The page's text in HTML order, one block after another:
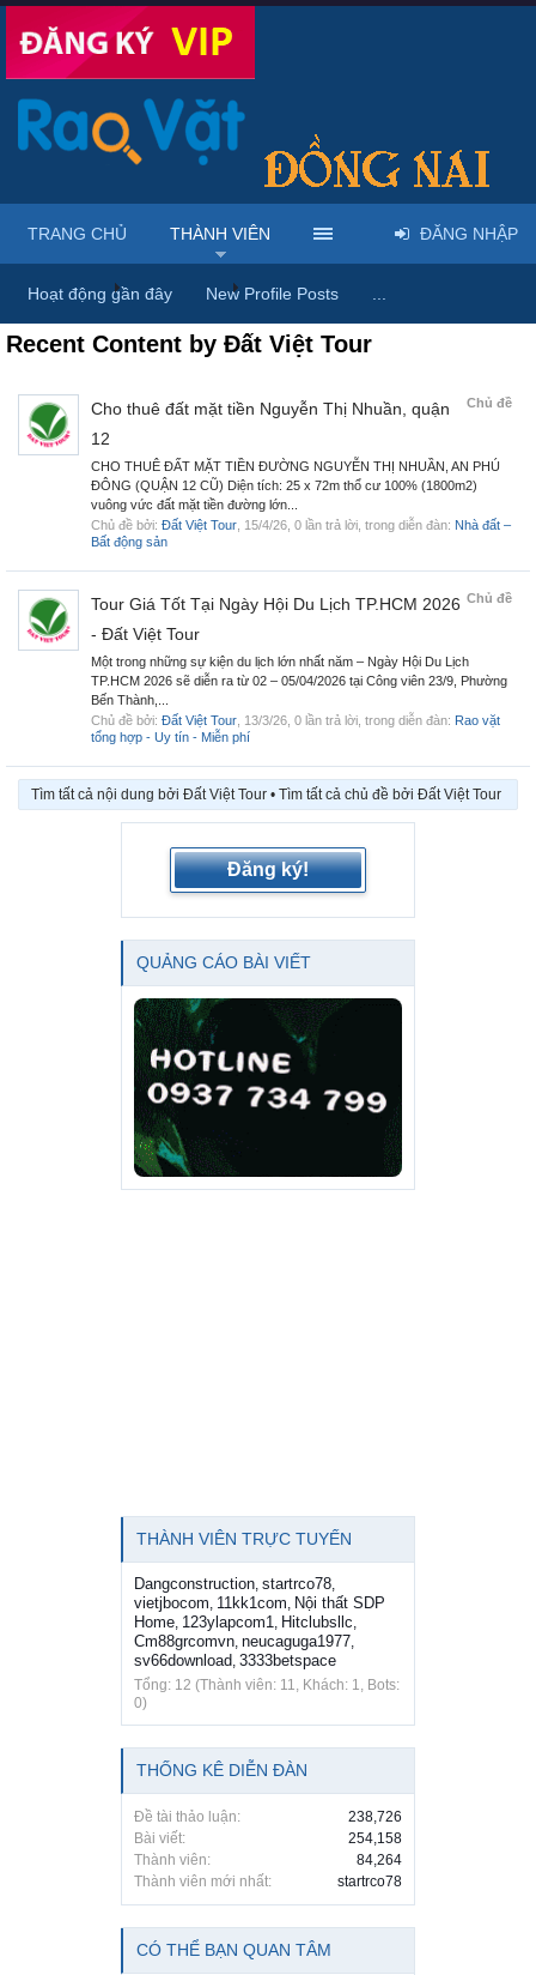
Trang chủ Thành viên Đất Việt Tour
Recent Content by Đất Việt Tour
Chủ đề
Cho thuê đất mặt tiền Nguyễn Thị Nhuần, quận
12
CHO THUÊ ĐẤT MẶT TIỀN ĐƯỜNG NGUYỄN THỊ NHUẦN, AN PHÚ
ĐÔNG (QUẬN 12 CŨ) Diện tích: 25 x 72m thổ cư 100% (1800m2)
vuông vức đất mặt tiền đường lớn...
Chủ đề bởi: Đất Việt Tour 15/4/26 , 0 lần trả lời, trong diễn đàn: Nhà đất –
Bất động sản
Chủ đề
Tour Giá Tốt Tại Ngày Hội Du Lịch TP.HCM 2026
- Đất Việt Tour
Một trong những sự kiện du lịch lớn nhất năm – Ngày Hội Du Lịch
TP.HCM 2026 sẽ diễn ra từ 02 – 05/04/2026 tại Công viên 23/9, Phường
Bến Thành,...
Chủ đề bởi: Đất Việt Tour 13/3/26 , 0 lần trả lời, trong diễn đàn: Rao vặt
tổng hợp - Uy tín - Miễn phí
Tìm tất cả nội dung bởi Đất Việt Tour Tìm tất cả chủ đề bởi Đất Việt Tour
Đăng ký!
QUẢNG CÁO BÀI VIẾT
THÀNH VIÊN TRỰC TUYẾN
Dangconstruction, startrco78,
vietjbocom, 11kk1com, Nội thất SDP
Home, 123ylapcom1, Hitclubsllc,
Cm88grcomvn, neucaguga1977,
sv66download, 3333betspace
Tổng: 12 (Thành viên: 11, Khách: 1, Bots:
0)
THỐNG KÊ DIỄN ĐÀN
Đề tài thảo luận:
238,726
Bài viết:
254,158
Thành viên:
84,264
Thành viên mới nhất:
startrco78
CÓ THỂ BẠN QUAN TÂM
TRANG CHỦ THÀNH VIÊN
Hoạt động gần đây New Profile Posts
ĐĂNG NHẬP